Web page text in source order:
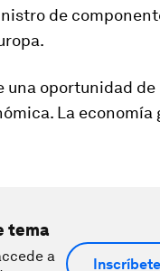
de
una oportunidad
La economía
tema
a